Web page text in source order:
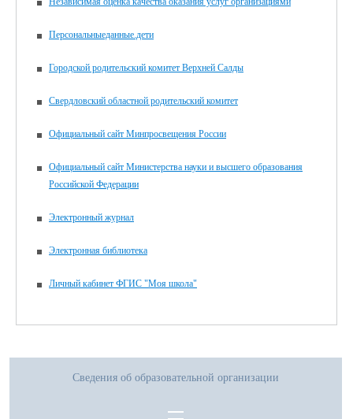
Персональныеданные.дети
Городской родительский комитет Верхней Салды
Свердловский областной родительский комитет
Официальный сайт Минпросвещения России
Официальный сайт Министерства науки и высшего образования
Российской Федерации
Электронный журнал
Электронная библиотека
Личный кабинет ФГИС "Моя школа"
Сведения об образовательной организации